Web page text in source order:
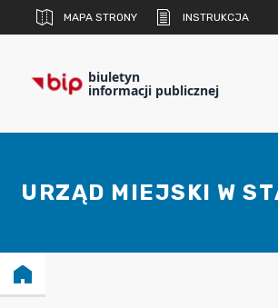
MAPA STRONY INSTRUKCJA
biuletyn
informacji publicznej
URZĄD MIEJSKI W